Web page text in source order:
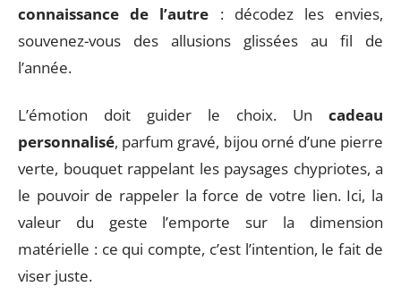
connaissance de l’autre : décodez les envies,
souvenez-vous des allusions glissées au fil de
l’année.
L’émotion doit guider le choix. Un cadeau
personnalisé, parfum gravé, bijou orné d’une pierre
verte, bouquet rappelant les paysages chypriotes, a
le pouvoir de rappeler la force de votre lien. Ici, la
valeur du geste l’emporte sur la dimension
matérielle : ce qui compte, c’est l’intention, le fait de
viser juste.